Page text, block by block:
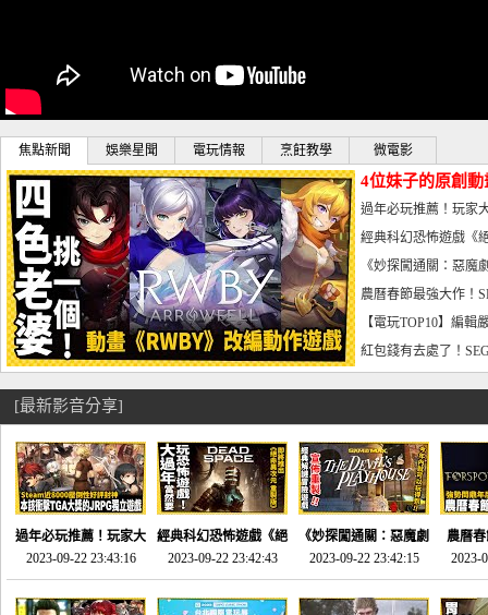
焦點新聞 娛樂星聞 電玩情報 烹飪教學 微電影
4位妹子的原創
曝光_電玩宅速配
過年必玩推薦！玩家
宅速配20230126
經典科幻恐怖遊戲《
懼體驗-電玩宅速配
《妙探闖通關：惡
到!!-電玩宅速配
農曆春節最強大作！
電玩宅速配20230123
【電玩TOP10】編
了，封面圖直接雷你
紅包錢有去處了！
宅速配20230119
[最新影音分享]
過年必玩推薦！玩家大
推的JRPG神作《神之
天平》介紹！-電玩宅
速配20230126
2023-09-22 23:43:16
經典科幻恐怖遊戲《絕
命異次元 重製版》重
回「石村號」的恐懼體
驗-電玩宅速配
2023-09-22 23:42:43
《妙探闖通關：惡魔劇
場》將推出「重製
版」!!!今年就能玩到!!-
電玩宅速配20230124
2023-09-22 23:42:15
農曆
SE社
動作角
電玩宅
2023-